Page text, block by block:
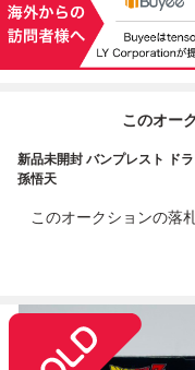
このオー
新品未開封 バンプレスト ド
孫悟天
このオークションの落